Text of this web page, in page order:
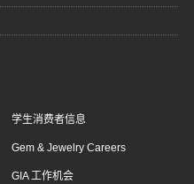
学生消费者信息
Gem & Jewelry Careers
GIA 工作机会